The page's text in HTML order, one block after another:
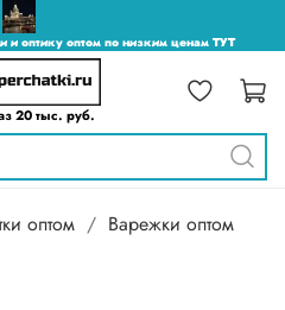
и оптику оптом по низким ценам ТУТ
20 тыс. руб.
оптом Варежки оптом